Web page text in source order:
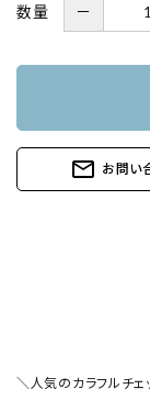
数量 －
mail_outline お問い
＼人気のカラフルチェ